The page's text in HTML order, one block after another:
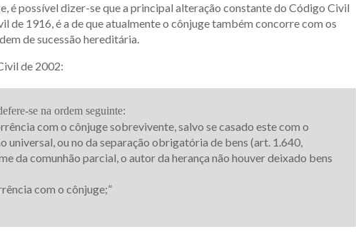
é possível dizer-se que a principal alteração constante do Código Civil
de 1916, é a de que atualmente o cônjuge também concorre com os
de sucessão hereditária.
de 2002:
se na ordem seguinte:
com o cônjuge sobrevivente, salvo se casado este com o
universal, ou no da separação obrigatória de bens (art. 1.640,
da comunhão parcial, o autor da herança não houver deixado bens
com o cônjuge;”